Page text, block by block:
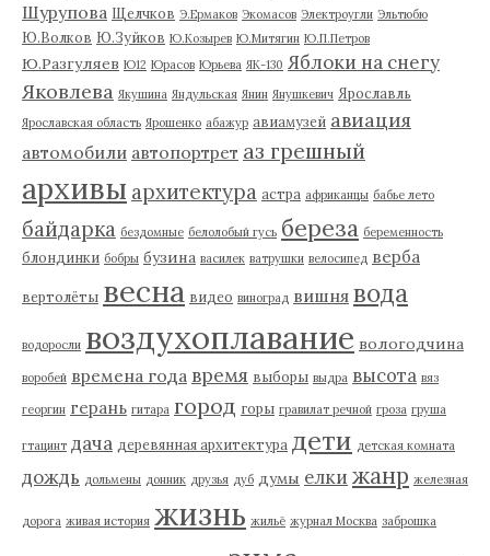
Шурупова Щелчков Э.Ермаков Экомасов Электроугли Эльтюбю
Ю.Волков Ю.Зуйков Ю.Козырев Ю.Митягин Ю.П.Петров
Ю.Разгуляев Ю12 Юрасов Юрьева ЯК-130 Яблоки на снегу
Яковлева Якушина Яндульская Янин Янушкевич Ярославль
Ярославская область Ярошенко абажур авиамузей авиация
автомобили автопортрет аз грешный
архивы архитектура астра африканцы бабье лето
байдарка бездомные белолобый гусь береза беременность
блондинки бобры бузина василек ватрушки велосипед верба
вертолёты весна видео виноград вишня вода
водоросли воздухоплавание вологодчина
воробей времена года время выборы выдра высота вяз
георгин герань гитара город горы гравилат речной гроза груша
гтацинт дача деревянная архитектура дети детская комната
дождь дольмены донник друзья дуб думы елки жанр железная
дорога живая история жизнь жильё журнал Москва заброшка